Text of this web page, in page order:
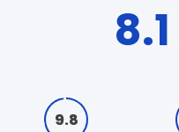
8.1
9.8